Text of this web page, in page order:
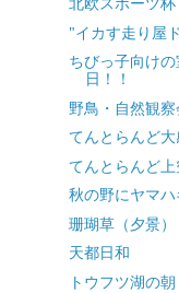
"イカす走り屋
ちびっ子向け
日！！
野鳥・自然観
てんとらんど
てんとらんど上
秋の野にヤマ
珊瑚草（夕景）
天都日和
トウフツ湖の朝